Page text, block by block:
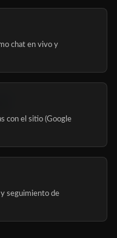
chat en vivo y
con el sitio (Google
y seguimiento de